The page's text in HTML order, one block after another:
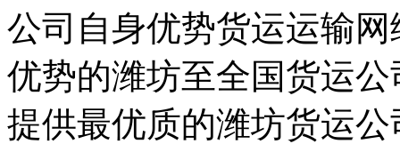
公司自身优势货运运输
优势的潍坊至全国货运
提供最优质的潍坊货运